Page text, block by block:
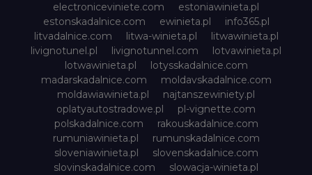
electroniceviniete.com
estoniawinieta.pl
estonskadalnice.com
ewinieta.pl
info365.pl
litvadalnice.com
litwa-winieta.pl
litwawinieta.pl
livignotunel.pl
livignotunnel.com
lotvawinieta.pl
lotwawinieta.pl
lotysskadalnice.com
madarskadalnice.com
moldavskadalnice.com
moldawiawinieta.pl
najtanszewiniety.pl
oplatyautostradowe.pl
pl-vignette.com
polskadalnice.com
rakouskadalnice.com
rumuniawinieta.pl
rumunskadalnice.com
sloveniawinieta.pl
slovenskadalnice.com
slovinskadalnice.com
slowacja-winieta.pl